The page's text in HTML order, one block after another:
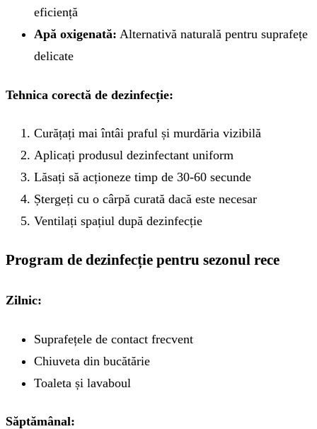
eficiență
Apă oxigenată: Alternativă naturală pentru suprafețe
delicate
Tehnica corectă de dezinfecție:
Curățați mai întâi praful și murdăria vizibilă
Aplicați produsul dezinfectant uniform
Lăsați să acționeze timp de 30-60 secunde
Ștergeți cu o cârpă curată dacă este necesar
Ventilați spațiul după dezinfecție
Program de dezinfecție pentru sezonul rece
Zilnic:
Suprafețele de contact frecvent
Chiuveta din bucătărie
Toaleta și lavaboul
Săptămânal: